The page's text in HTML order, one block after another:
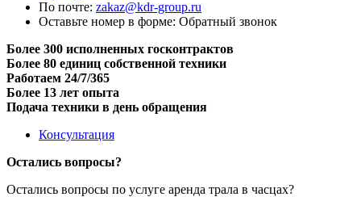
По почте: zakaz@kdr-group.ru
Оставьте номер в форме: Обратный звонок
Более 300 исполненных госконтрактов
Более 80 единиц собственной техники
Работаем 24/7/365
Более 13 лет опыта
Подача техники в день обращения
Консультация
Остались вопросы?
Остались вопросы по услуге аренда трала в часцах?